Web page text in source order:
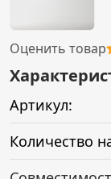
Оценить товар
Артикул:
Количество